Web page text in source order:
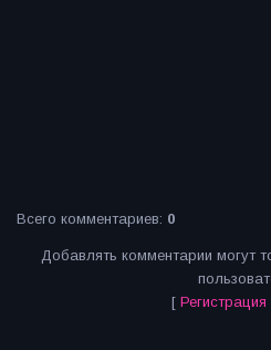
Всего комментариев: 0
Добавлять комментарии могут
[ Регистрация